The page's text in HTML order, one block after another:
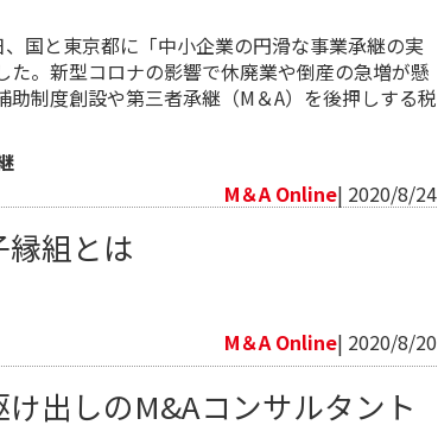
国と東京都に「中小企業の円滑な事業承継の実
た。新型コロナの影響で休廃業や倒産の急増が懸
助制度創設や第三者承継（M＆A）を後押しする税
M＆A Online| 2020/8/24
組とは
M＆A Online| 2020/8/20
け出しのM&Aコンサルタント